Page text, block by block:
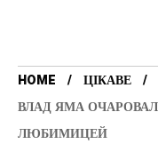
HOME
ЦІКАВЕ
ВЛАД ЯМА
ЛЮБИМИЦЕЙ